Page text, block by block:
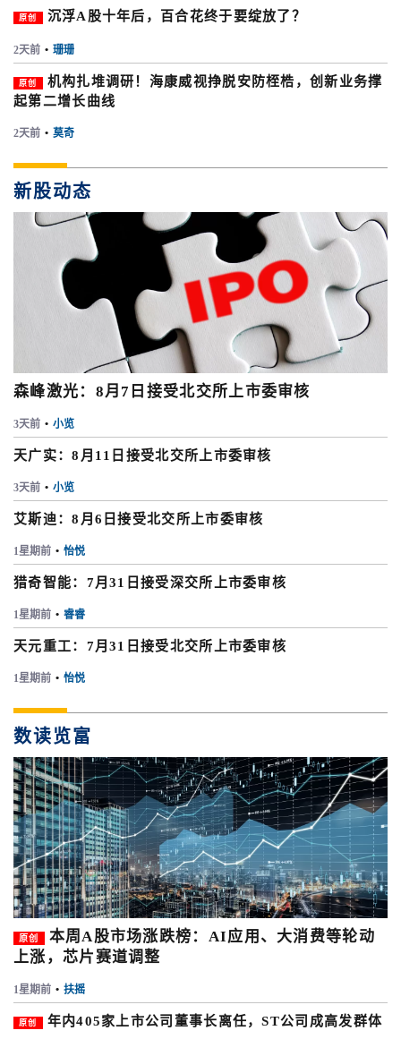
原创 沉浮A股十年后，百合花终于要绽放了？
2天前 • 珊珊
原创
机构扎堆调研！海康威视挣脱安防桎梏，创新业务撑
起第二增长曲线
2天前 • 莫奇
新股动态
森峰激光：8月7日接受北交所上市委审核
3天前 • 小览
天广实：8月11日接受北交所上市委审核
3天前 • 小览
艾斯迪：8月6日接受北交所上市委审核
1星期前 • 怡悦
猎奇智能：7月31日接受深交所上市委审核
1星期前 • 睿睿
天元重工：7月31日接受北交所上市委审核
1星期前 • 怡悦
数读览富
原创
本周A股市场涨跌榜：AI应用、大消费等轮动
上涨，芯片赛道调整
1星期前 • 扶摇
原创 年内405家上市公司董事长离任，ST公司成高发群体